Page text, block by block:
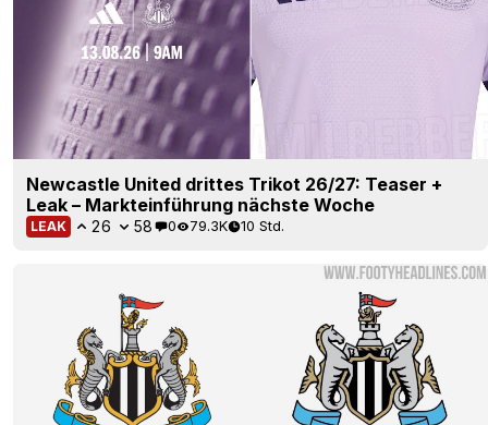
Newcastle United drittes Trikot 26/27: Teaser +
Leak – Markteinführung nächste Woche
LEAK 26 58 0 79.3K 10 Std.